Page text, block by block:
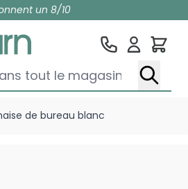
un 8/10
tout le magasin...
de bureau blanc